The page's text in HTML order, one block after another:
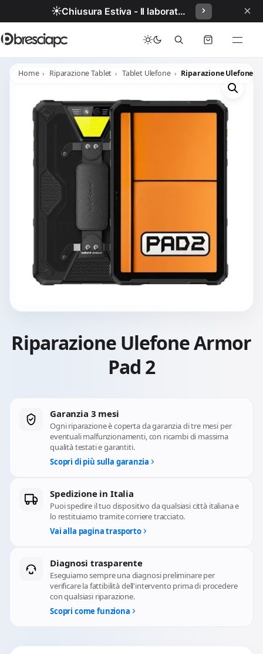
☀️ Chiusura Estiva - Il laboratorio resterà chiuso per ferie dal 29/06/2026 al 05/07/2026 compresi. ×
Home Riparazione Tablet Tablet Ulefone Riparazione Ulefone
Riparazione Ulefone Armor
Pad 2
Garanzia 3 mesi
Ogni riparazione è coperta da garanzia di tre mesi per
eventuali malfunzionamenti, con ricambi di massima
qualità testati e garantiti.
Scopri di più sulla garanzia
Spedizione in Italia
Puoi spedire il tuo dispositivo da qualsiasi città italiana e
lo restituiamo tramite corriere tracciato.
Vai alla pagina trasporto
Diagnosi trasparente
Eseguiamo sempre una diagnosi preliminare per
verificare la fattibilità dell'intervento prima di procedere
con qualsiasi riparazione.
Scopri come funziona